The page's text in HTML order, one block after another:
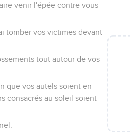
venir l'épée contre vous
tomber vos victimes devant
tout autour de vos
que vos autels soient en
consacrés au soleil soient